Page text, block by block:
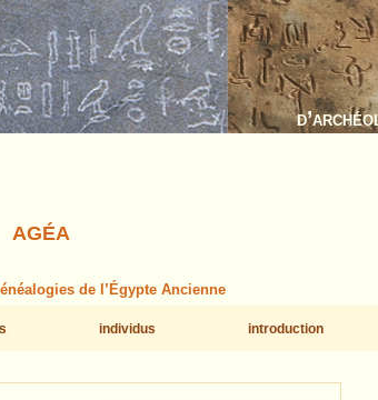
AGÉA
de l’Égypte Ancienne
individus introduction